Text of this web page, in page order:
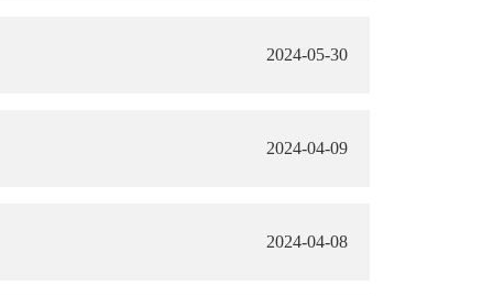
2024-05-30
2024-04-09
2024-04-08